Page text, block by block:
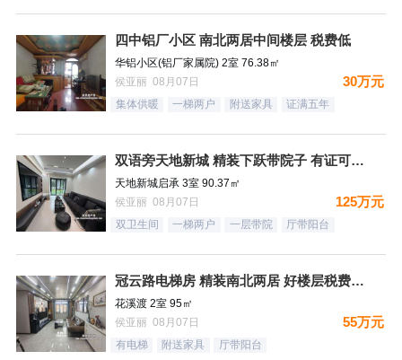
四中铝厂小区 南北两居中间楼层 税费低
华铝小区(铝厂家属院) 2室 76.38㎡
侯亚丽 08月07日
30万元
集体供暖 一梯两户 附送家具 证满五年
双语旁天地新城 精装下跃带院子 有证可贷款
天地新城启承 3室 90.37㎡
侯亚丽 08月07日
125万元
双卫生间 一梯两户 一层带院 厅带阳台
冠云路电梯房 精装南北两居 好楼层税费低有证
花溪渡 2室 95㎡
侯亚丽 08月07日
55万元
有电梯 附送家具 厅带阳台